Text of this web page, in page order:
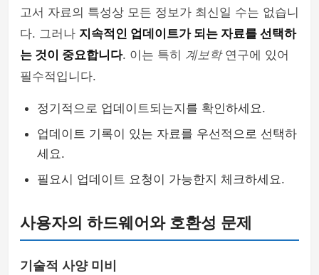
고서 자료의 특성상 모든 정보가 최신일 수는 없습니
다. 그러나 지속적인 업데이트가 되는 자료를 선택하
는 것이 중요합니다. 이는 특히 계보학연구에 있어
필수적입니다.
정기적으로 업데이트되는지를 확인하세요.
업데이트 기록이 있는 자료를 우선적으로 선택하
세요.
필요시 업데이트 요청이 가능한지 체크하세요.
사용자의 하드웨어와 호환성 문제
기술적 사양 미비